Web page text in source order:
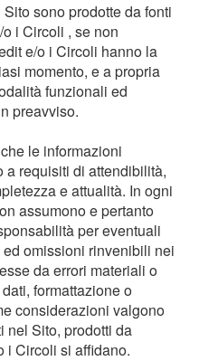
sono prodotte da fonti
i Circoli , se non
e/o i Circoli hanno la
momento, e a propria
funzionali ed
preavviso.
le informazioni
requisiti di attendibilità,
e attualità. In ogni
assumono e pertanto
per eventuali
omissioni rinvenibili nei
da errori materiali o
formattazione o
considerazioni valgono
nel Sito, prodotti da
i Circoli si affidano.